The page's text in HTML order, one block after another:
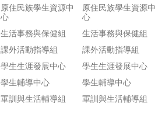
原住民族學生資源中
心
生活事務與保健組
課外活動指導組
學生生涯發展中心
學生輔導中心
軍訓與生活輔導組
原住民族學生資源中
心
生活事務與保健組
課外活動指導組
學生生涯發展中心
學生輔導中心
軍訓與生活輔導組